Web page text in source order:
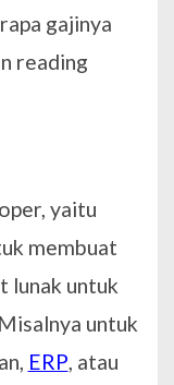
gajinya
reading
yaitu
membuat
lunak untuk
untuk
ERP, atau